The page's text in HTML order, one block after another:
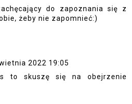
do zapoznania się z
żeby nie zapomnieć:)
2022 19:05
to skuszę się na obejrzenie